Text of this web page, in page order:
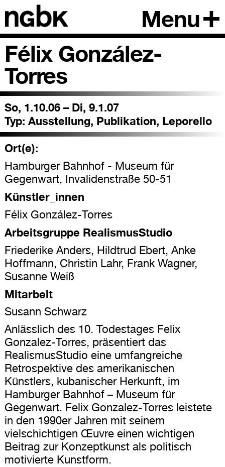
Menu
Félix González-
Torres
So, 1.10.06 – Di, 9.1.07
Typ: Ausstellung, Publikation, Leporello
Ort(e):
Hamburger Bahnhof - Museum für
Gegenwart, Invalidenstraße 50-51
Künstler_innen
Félix González-Torres
Arbeitsgruppe RealismusStudio
Friederike Anders, Hildtrud Ebert, Anke
Hoffmann, Christin Lahr, Frank Wagner,
Susanne Weiß
Mitarbeit
Susann Schwarz
Anlässlich des 10. Todestages Felix
Gonzalez-Torres, präsentiert das
RealismusStudio eine umfangreiche
Retrospektive des amerikanischen
Künstlers, kubanischer Herkunft, im
Hamburger Bahnhof – Museum für
Gegenwart. Felix Gonzalez-Torres leistete
in den 1990er Jahren mit seinem
vielschichtigen Œuvre einen wichtigen
Beitrag zur Konzeptkunst als politisch
motivierte Kunstform.